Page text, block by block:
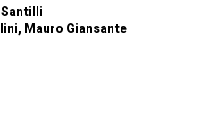
Mauro Giansante